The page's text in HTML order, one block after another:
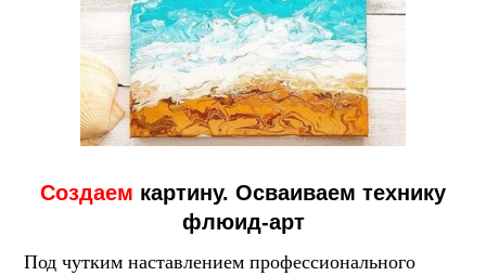
Создаем картину. Осваиваем технику
флюид-арт
Под чутким наставлением профессионального